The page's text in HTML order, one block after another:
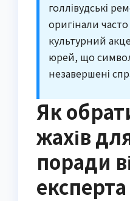
голлівудські
оригінали
культурний
юрей, що
незавершені
Як
жахів
поради
експерта